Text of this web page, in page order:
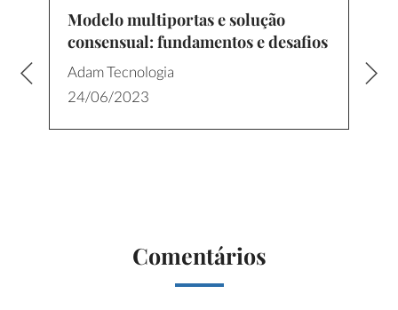
Modelo multiportas e solução
consensual: fundamentos e desafios
Adam Tecnologia
24/06/2023
Comentários